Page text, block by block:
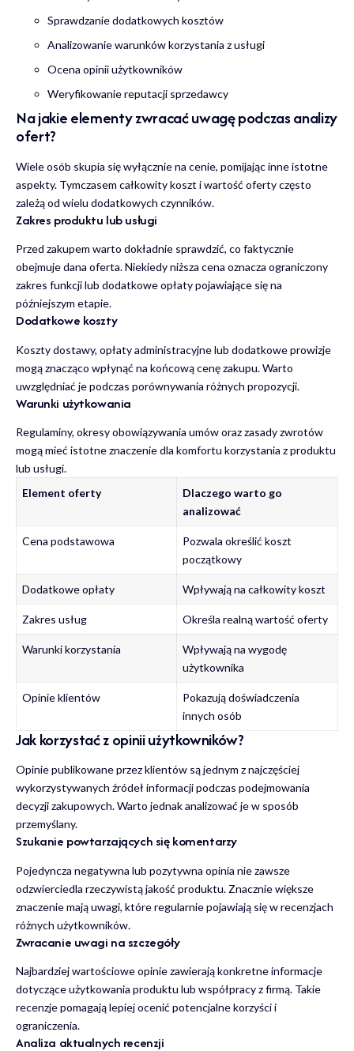
Sprawdzanie dodatkowych kosztów
Analizowanie warunków korzystania z usługi
Ocena opinii użytkowników
Weryfikowanie reputacji sprzedawcy
Na jakie elementy zwracać uwagę podczas analizy
ofert?
Wiele osób skupia się wyłącznie na cenie, pomijając inne istotne
aspekty. Tymczasem całkowity koszt i wartość oferty często
zależą od wielu dodatkowych czynników.
Zakres produktu lub usługi
Przed zakupem warto dokładnie sprawdzić, co faktycznie
obejmuje dana oferta. Niekiedy niższa cena oznacza ograniczony
zakres funkcji lub dodatkowe opłaty pojawiające się na
późniejszym etapie.
Dodatkowe koszty
Koszty dostawy, opłaty administracyjne lub dodatkowe prowizje
mogą znacząco wpłynąć na końcową cenę zakupu. Warto
uwzględniać je podczas porównywania różnych propozycji.
Warunki użytkowania
Regulaminy, okresy obowiązywania umów oraz zasady zwrotów
mogą mieć istotne znaczenie dla komfortu korzystania z produktu
lub usługi.
Element oferty
Dlaczego warto go
analizować
Cena podstawowa
Pozwala określić koszt
początkowy
Dodatkowe opłaty Wpływają na całkowity koszt
Zakres usług Określa realną wartość oferty
Warunki korzystania
Wpływają na wygodę
użytkownika
Opinie klientów
Pokazują doświadczenia
innych osób
Jak korzystać z opinii użytkowników?
Opinie publikowane przez klientów są jednym z najczęściej
wykorzystywanych źródeł informacji podczas podejmowania
decyzji zakupowych. Warto jednak analizować je w sposób
przemyślany.
Szukanie powtarzających się komentarzy
Pojedyncza negatywna lub pozytywna opinia nie zawsze
odzwierciedla rzeczywistą jakość produktu. Znacznie większe
znaczenie mają uwagi, które regularnie pojawiają się w recenzjach
różnych użytkowników.
Zwracanie uwagi na szczegóły
Najbardziej wartościowe opinie zawierają konkretne informacje
dotyczące użytkowania produktu lub współpracy z firmą. Takie
recenzje pomagają lepiej ocenić potencjalne korzyści i
ograniczenia.
Analiza aktualnych recenzji